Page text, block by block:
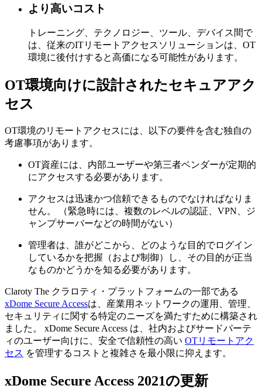
より高いコスト
トレーニング、テクノロジー、ツール、デバイス間で
は、従来のITリモートアクセスソリューションは、OT
環境に後付けすると高価になる可能性があります。
OT環境向けに設計されたセキュアアク
セス
OT環境のリモートアクセスには、以下の要件を含む独自の
考慮事項があります。
OT資産には、内部ユーザーや第三者ベンダーが定期的
にアクセスする必要があります。
アクセスは迅速かつ信頼できるものでなければなりま
せん。 （緊急時には、複数のレベルの認証、VPN、ジ
ャンプサーバーなどの時間がない）
管理者は、誰がどこから、どのような目的でログイン
しているかを把握（および制御）し、その目的が正当
なものかどうかを知る必要があります。
Claroty The クラロティ・プラットフォームの一部である
xDome Secure Accessは、産業用ネットワークの運用、管理、
セキュリティに関する特定のニーズを満たすために構築され
ました。 xDome Secure Access は、社内およびサードパーテ
ィのユーザー向けに、安全で信頼性の高い OTリモートアク
セス を管理するコストと複雑さを最小限に抑えます。
xDome Secure Access 2021の更新